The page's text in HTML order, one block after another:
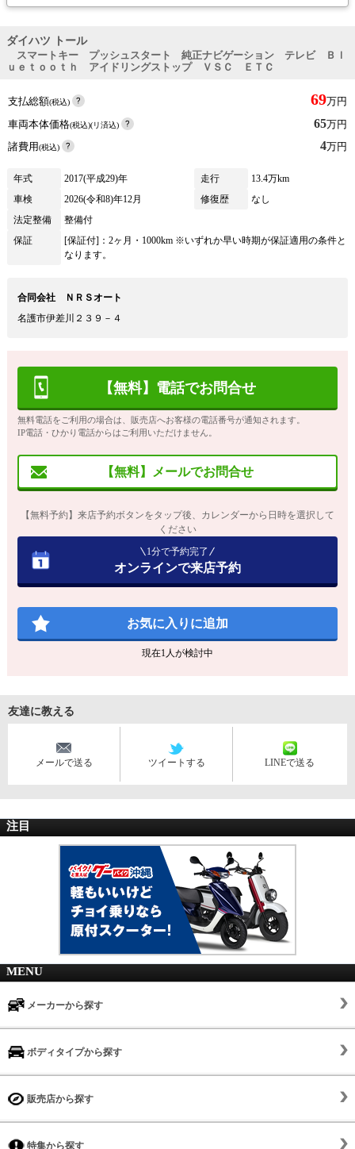
ダイハツ トール
スマートキー プッシュスタート 純正ナビゲーション テレビ Ｂｌ
ｕｅｔｏｏｔｈ アイドリングストップ ＶＳＣ ＥＴＣ
支払総額(税込) 69万円
車両本体価格(税込)(リ済込) 65万円
諸費用(税込) 4万円
年式 2017(平成29)年 走行
13.4万km
車検
2026(令和8)年12月 修復歴
なし
法定整備
整備付
保証
[保証付]：2ヶ月・1000km ※いずれか早い時期が保証適用の条件と
なります。
合同会社 ＮＲＳオート
名護市伊差川２３９－４
【無料】電話でお問合せ
無料電話をご利用の場合は、販売店へお客様の電話番号が通知されます。
IP電話・ひかり電話からはご利用いただけません。
【無料】メールでお問合せ
【無料予約】来店予約ボタンをタップ後、カレンダーから日時を選択して
ください
1分で予約完了
オンラインで来店予約
お気に入りに追加
現在1 人が検討中
友達に教える
メールで送る ツイートする LINEで送る
注目
MENU
メーカーから探す
ボディタイプから探す
販売店から探す
特集から探す